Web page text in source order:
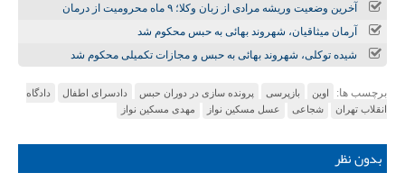
آخرین وضعیت وریشه مرادی از زبان وکلا؛ ۹ ماه محرومیت از درمان
آرمان میثاقیان، شهروند بهائی به حبس محکوم شد
شیده توکلی، شهروند بهائی به حبس و مجازات تکمیلی محکوم شد
برچسب ها: اوین بازپرسی پرونده سازی در دوران حبس دادسرای اطفال
دادگاه
انقلاب تهران
شجاعی عسل مسکین نواز مهدی مسکین نواز
بدون نظر